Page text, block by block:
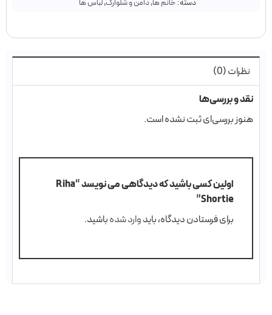
دسته: خانم ها,دامن و شلوارک,لباس ها
نظرات (0)
نقد و بررسی‌ها
هنوز بررسی‌ای ثبت نشده است.
اولین کسی باشید که دیدگاهی می نویسد “Riha
Shortie”
برای فرستادن دیدگاه، بایدوارد شدهباشید.